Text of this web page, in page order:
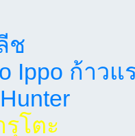
ช
Ippo ก้าวแ
โตะ